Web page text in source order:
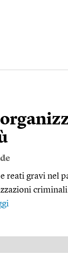
reati gravi nel